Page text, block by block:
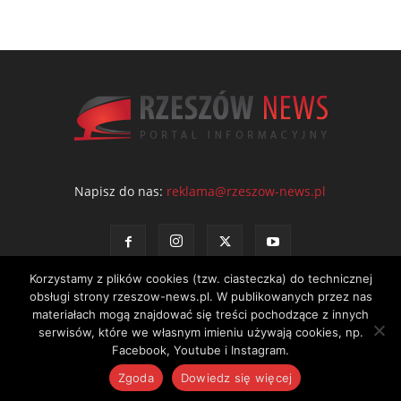
Napisz do nas: reklama@rzeszow-news.pl
Kontakt Polityka prywatności Regulamin portalu
© NEWS Sp. z o.o. - wydawca portalu Rzeszów News. Wszystkie prawa
zastrzeżone. Tel.: 601 97 55 30
Korzystamy z plików cookies (tzw. ciasteczka) do technicznej
obsługi strony rzeszow-news.pl. W publikowanych przez nas
materiałach mogą znajdować się treści pochodzące z innych
serwisów, które we własnym imieniu używają cookies, np.
Facebook, Youtube i Instagram.
Zgoda
Dowiedz się więcej